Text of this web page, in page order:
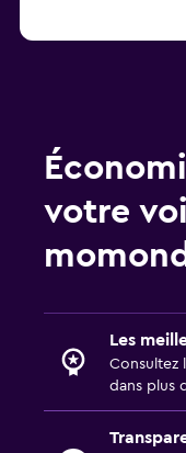
votre
Les
Consultez
dans plus